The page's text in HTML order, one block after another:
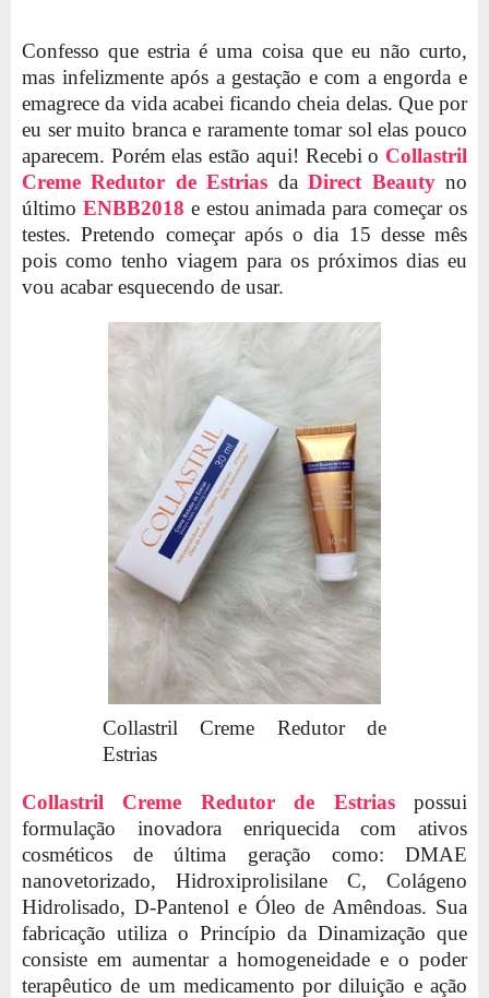
Confesso que estria é uma coisa que eu não curto,
mas infelizmente após a gestação e com a engorda e
emagrece da vida acabei ficando cheia delas. Que por
eu ser muito branca e raramente tomar sol elas pouco
aparecem. Porém elas estão aqui! Recebi o Collastril
Creme Redutor de Estrias daDirect Beautyno
último ENBB2018 e estou animada para começar os
testes. Pretendo começar após o dia 15 desse mês
pois como tenho viagem para os próximos dias eu
vou acabar esquecendo de usar.
Collastril Creme Redutor de
Estrias
Collastril Creme Redutor de Estriaspossui
formulação inovadora enriquecida com ativos
cosméticos de última geração como: DMAE
nanovetorizado, Hidroxiprolisilane C, Colágeno
Hidrolisado, D-Pantenol e Óleo de Amêndoas. Sua
fabricação utiliza o Princípio da Dinamização que
consiste em aumentar a homogeneidade e o poder
terapêutico de um medicamento por diluição e ação